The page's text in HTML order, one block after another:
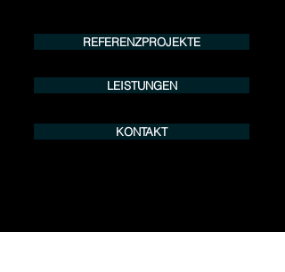
REFERENZPROJEKTE
LEISTUNGEN
KONTAKT